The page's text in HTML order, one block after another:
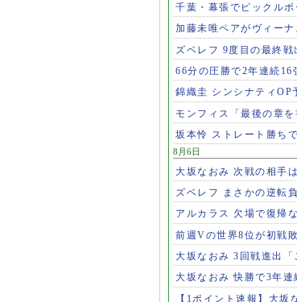
千葉・幕張でピックル
加藤未唯ペアがヴィーナ
ズベレフ 9度目の最終戦
66分の圧勝で2年連続16
錦織圭 シンシナティOP
モンフィス「最後の章を
坂本怜 ストレート勝ち
8月6日
大坂なおみ 次戦の相手
ズベレフ まさかの逆転
アルカラス 欠場で復帰
前週Vの世界8位が初戦
大坂なおみ 3回戦進出「
大坂なおみ 快勝で3年連
【1ポイント速報】大坂